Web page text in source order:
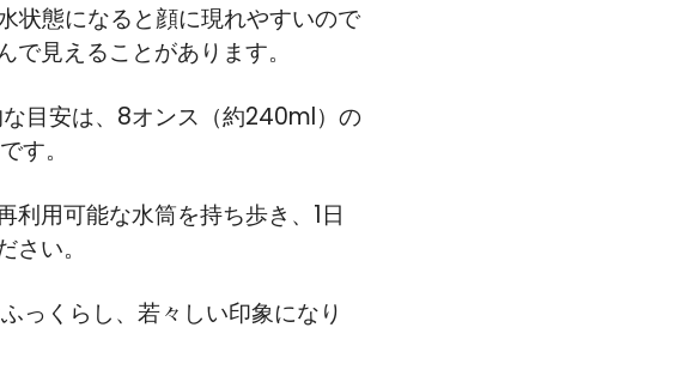
状態になると顔に現れやすいので
見えることがあります。
目安は、8オンス（約240ml）の
す。
利用可能な水筒を持ち歩き、1日
い。
っくらし、若々しい印象になり